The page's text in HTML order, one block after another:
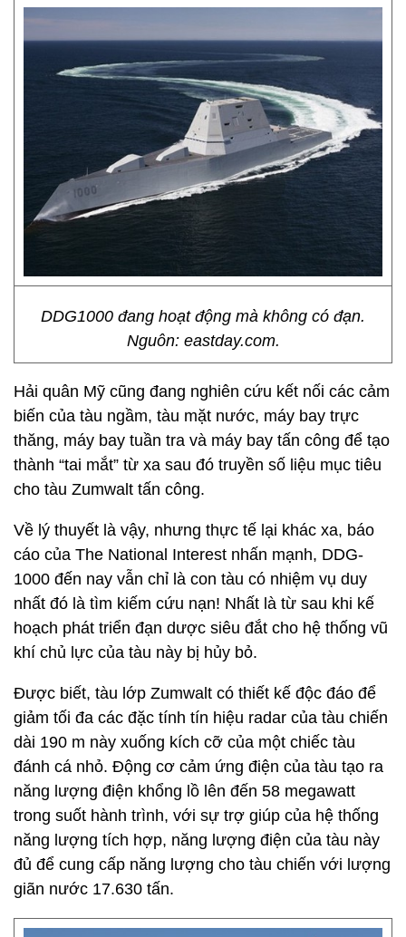
DDG1000 đang hoạt động mà không có đạn.
Nguôn: eastday.com.
Hải quân Mỹ cũng đang nghiên cứu kết nối các cảm
biến của tàu ngầm, tàu mặt nước, máy bay trực
thăng, máy bay tuần tra và máy bay tấn công để tạo
thành “tai mắt” từ xa sau đó truyền số liệu mục tiêu
cho tàu Zumwalt tấn công.
Về lý thuyết là vậy, nhưng thực tế lại khác xa, báo
cáo của The National Interest nhấn mạnh, DDG-
1000 đến nay vẫn chỉ là con tàu có nhiệm vụ duy
nhất đó là tìm kiếm cứu nạn! Nhất là từ sau khi kế
hoạch phát triển đạn dược siêu đắt cho hệ thống vũ
khí chủ lực của tàu này bị hủy bỏ.
Được biết, tàu lớp Zumwalt có thiết kế độc đáo để
giảm tối đa các đặc tính tín hiệu radar của tàu chiến
dài 190 m này xuống kích cỡ của một chiếc tàu
đánh cá nhỏ. Động cơ cảm ứng điện của tàu tạo ra
năng lượng điện khổng lồ lên đến 58 megawatt
trong suốt hành trình, với sự trợ giúp của hệ thống
năng lượng tích hợp, năng lượng điện của tàu này
đủ để cung cấp năng lượng cho tàu chiến với lượng
giãn nước 17.630 tấn.